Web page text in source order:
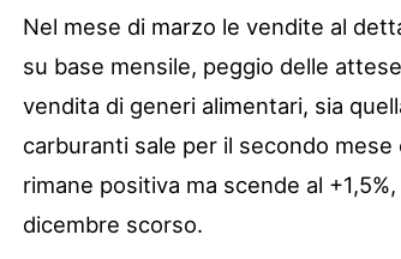
Nel mese di marzo le vendite al
su base mensile, peggio delle
vendita di generi alimentari, sia
carburanti sale per il secondo
rimane positiva ma scende al
dicembre scorso.